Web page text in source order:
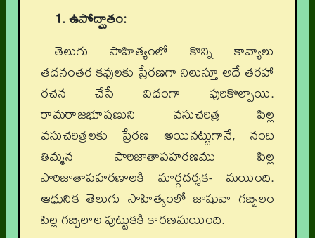
1. ఉపోద్ఘాతం:
తెలుగు సాహిత్యంలో కొన్ని కావ్యాలు
తదనంతర కవులకు ప్రేరణగా నిలుస్తూ అదే తరహా
రచన చేసే విధంగా పురికొల్పాయి.
రామరాజభూషణుని వసుచరిత్ర పిల్ల
వసుచరిత్రలకు ప్రేరణ అయినట్టుగానే, నంది
తిమ్మన పారిజాతాపహరణము పిల్ల
పారిజాతాపహరణాలకి మార్గదర్శక- మయింది.
ఆధునిక తెలుగు సాహిత్యంలో జాషువా గబ్బిలం
పిల్ల గబ్బిలాల పుట్టుకకి కారణమయింది.